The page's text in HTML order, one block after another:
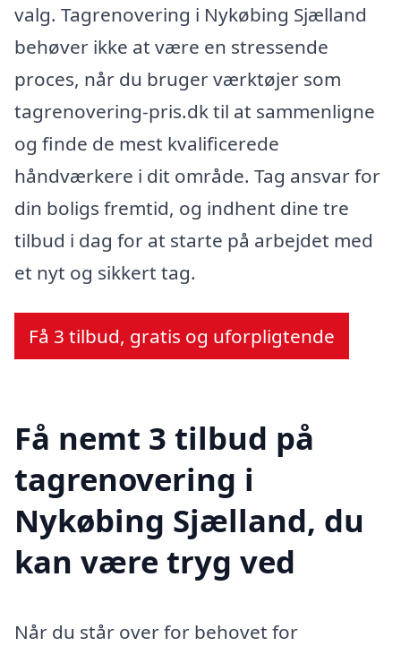
valg. Tagrenovering i Nykøbing Sjælland
behøver ikke at være en stressende
proces, når du bruger værktøjer som
tagrenovering-pris.dk til at sammenligne
og finde de mest kvalificerede
håndværkere i dit område. Tag ansvar for
din boligs fremtid, og indhent dine tre
tilbud i dag for at starte på arbejdet med
et nyt og sikkert tag.
Få 3 tilbud, gratis og uforpligtende
Få nemt 3 tilbud på
tagrenovering i
Nykøbing Sjælland, du
kan være tryg ved
Når du står over for behovet for